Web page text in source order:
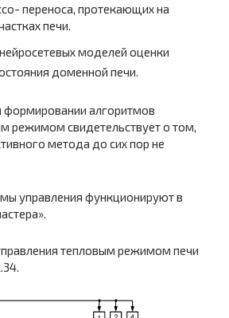
переноса, протекающих на
печи.
моделей оценки
доменной печи.
алгоритмов
режимом свидетельствует о том,
метода до сих пор не
управления функционируют в
тепловым режимом печи